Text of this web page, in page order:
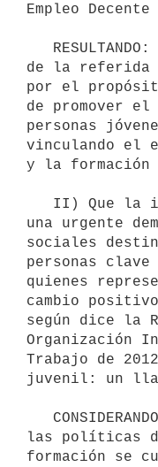
Empleo
de la referida
por el
de promover
personas
vinculando el
y la formación
una urgente
sociales
personas clave
quienes
cambio
según dice la
Organización
Trabajo de
juvenil: un
las políticas
formación se